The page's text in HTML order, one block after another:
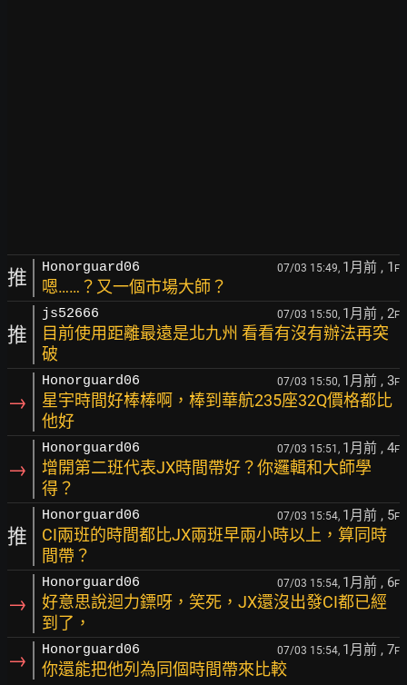
推 Honorguard06 07/03 15:49, 1月前 , 1 F
嗯……？又一個市場大師？
推
js52666 07/03 15:50, 1月前 , 2F
目前使用距離最遠是北九州 看看有沒有辦法再突
破
→
Honorguard06 07/03 15:50, 1月前 , 3F
星宇時間好棒棒啊，棒到華航235座32Q價格都比
他好
→
Honorguard06 07/03 15:51, 1月前 , 4F
增開第二班代表JX時間帶好？你邏輯和大師學
得？
推
Honorguard06 07/03 15:54, 1月前 , 5F
CI兩班的時間都比JX兩班早兩小時以上，算同時
間帶？
→
Honorguard06 07/03 15:54, 1月前 , 6F
好意思說迴力鏢呀，笑死，JX還沒出發CI都已經
到了，
→ Honorguard06 07/03 15:54, 1月前 , 7F
你還能把他列為同個時間帶來比較